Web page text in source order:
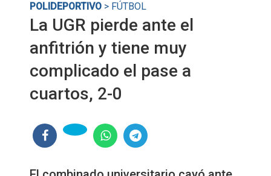
POLIDEPORTIVO > FÚTBOL
La UGR pierde ante el
anfitrión y tiene muy
complicado el pase a
cuartos, 2-0